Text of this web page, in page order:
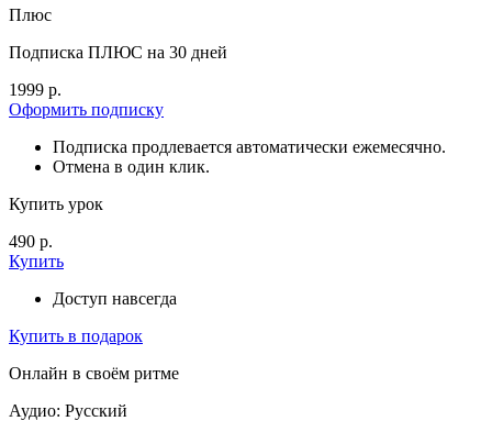
Плюс
Подписка ПЛЮС на 30 дней
1999 р.
Оформить подписку
Подписка продлевается автоматически ежемесячно.
Отмена в один клик.
Купить урок
490 р.
Купить
Доступ навсегда
Купить в подарок
Онлайн в своём ритме
Аудио: Русский